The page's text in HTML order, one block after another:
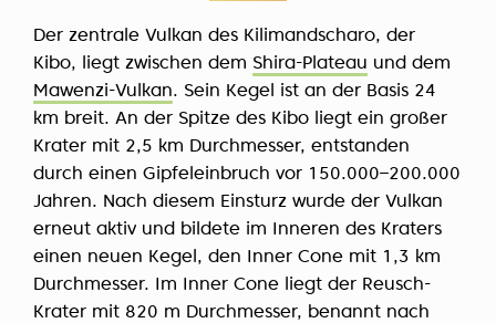
Der zentrale Vulkan des Kilimandscharo, der
Kibo, liegt zwischen dem Shira-Plateau und dem
Mawenzi-Vulkan. Sein Kegel ist an der Basis 24
km breit. An der Spitze des Kibo liegt ein großer
Krater mit 2,5 km Durchmesser, entstanden
durch einen Gipfeleinbruch vor 150.000–200.000
Jahren. Nach diesem Einsturz wurde der Vulkan
erneut aktiv und bildete im Inneren des Kraters
einen neuen Kegel, den Inner Cone mit 1,3 km
Durchmesser. Im Inner Cone liegt der Reusch-
Krater mit 820 m Durchmesser, benannt nach